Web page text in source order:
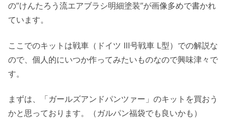
の”けんたろう流エアブラシ明細塗装”が画像多めで書かれ
ています。
ここでのキットは戦車（ドイツ Ⅲ号戦車 L型）での解説な
ので、個人的にいつか作ってみたいものなので興味津々で
す。
まずは、「ガールズアンドパンツァー」のキットを買おう
かと思っております。（ガルパン福袋でも良いかも）